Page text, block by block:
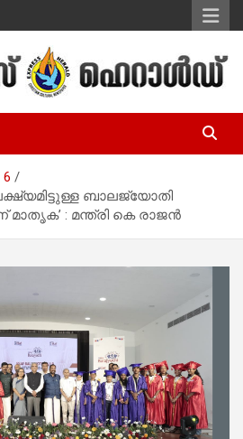
– Malayalam
6
ബാലജ്യോതി
: മന്ത്രി കെ രാജൻ